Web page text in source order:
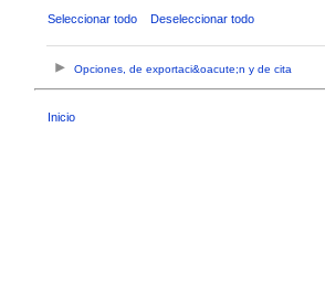
Seleccionar todo Deseleccionar todo
Opciones, de exportaci&oacute;n y de cita
Inicio